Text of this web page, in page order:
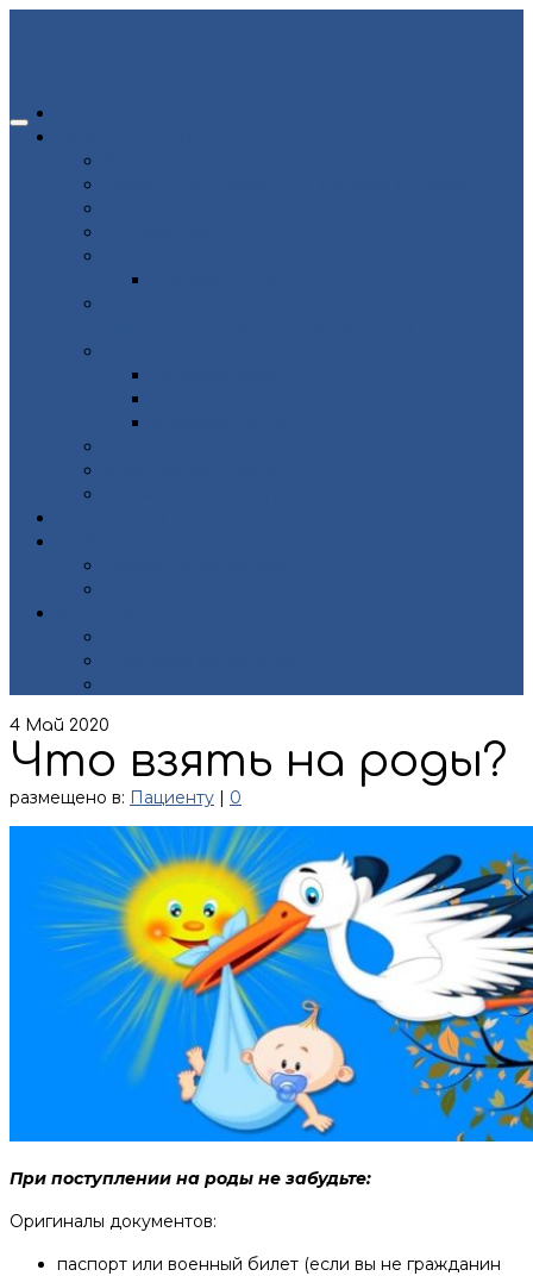
4 Май 2020
Что взять на роды?
размещено в: Пациенту | 0
При поступлении на роды не забудьте:
Оригиналы документов:
паспорт или военный билет (если вы не гражданин